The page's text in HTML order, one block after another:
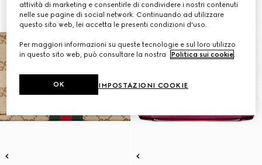
attività di marketing e consentirle di condividere i nostri contenuti
nelle sue pagine di social network. Continuando ad utilizzare
questo sito web, lei accetta le presenti condizioni d'uso.
Per maggiori informazioni su queste tecnologie e sul loro utilizzo
in questo sito web, può consultare la nostra
Politica sui cookie.
IMPOSTAZIONI COOKIE
OK